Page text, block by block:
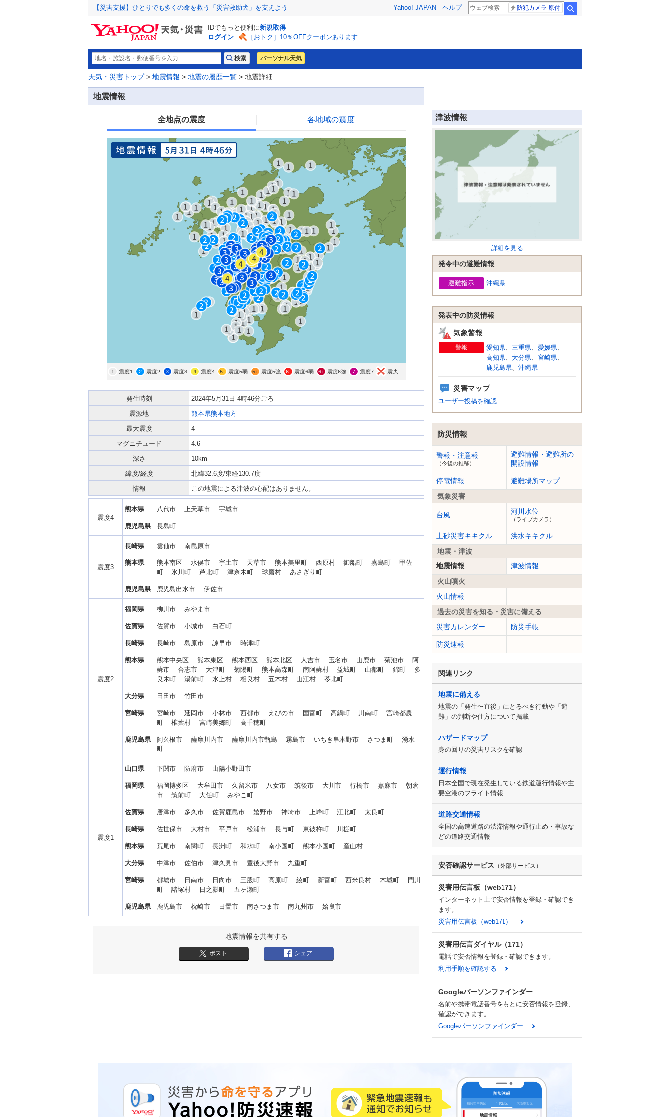
【災害支援】ひとりでも多くの命を救う「災害救助犬」を支えよう Yahoo! JAPAN ヘルプ 防犯カメラ 原付
IDでもっと便利に新規取得
ログイン
［おトク］10％OFFクーポンあります
パーソナル天気
天気・災害トップ> 地震情報 > 地震の履歴一覧 > 地震詳細
地震情報
全地点の震度 各地域の震度
1 震度1 2 震度2 3 震度3 4 震度4 5- 震度5弱 5+ 震度5強 6- 震度6弱 6+ 震度6強 7 震度7 震央
発生時刻
2024年5月31日 4時46分ごろ
震源地
熊本県熊本地方
最大震度
4
マグニチュード
4.6
深さ
10km
緯度/経度
北緯32.6度/東経130.7度
情報
この地震による津波の心配はありません。
震度4
熊本県 八代市 上天草市 宇城市
鹿児島県 長島町
震度3
長崎県 雲仙市 南島原市
熊本県
熊本南区 水俣市 宇土市 天草市 熊本美里町 西原村 御船町 嘉島町 甲佐
町 氷川町 芦北町 津奈木町 球磨村 あさぎり町
鹿児島県 鹿児島出水市 伊佐市
震度2
福岡県 柳川市 みやま市
佐賀県 佐賀市 小城市 白石町
長崎県 長崎市 島原市 諫早市 時津町
熊本県
熊本中央区 熊本東区 熊本西区 熊本北区 人吉市 玉名市 山鹿市 菊池市 阿
蘇市 合志市 大津町 菊陽町 熊本高森町 南阿蘇村 益城町 山都町 錦町 多
良木町 湯前町 水上村 相良村 五木村 山江村 苓北町
大分県 日田市 竹田市
宮崎県
宮崎市 延岡市 小林市 西都市 えびの市 国富町 高鍋町 川南町 宮崎都農
町 椎葉村 宮崎美郷町 高千穂町
鹿児島県
阿久根市 薩摩川内市 薩摩川内市甑島 霧島市 いちき串木野市 さつま町 湧水
町
震度1
山口県 下関市 防府市 山陽小野田市
福岡県
福岡博多区 大牟田市 久留米市 八女市 筑後市 大川市 行橋市 嘉麻市 朝倉
市 筑前町 大任町 みやこ町
佐賀県 唐津市 多久市 佐賀鹿島市 嬉野市 神埼市 上峰町 江北町 太良町
長崎県 佐世保市 大村市 平戸市 松浦市 長与町 東彼杵町 川棚町
熊本県 荒尾市 南関町 長洲町 和水町 南小国町 熊本小国町 産山村
大分県 中津市 佐伯市 津久見市 豊後大野市 九重町
宮崎県
都城市 日南市 日向市 三股町 高原町 綾町 新富町 西米良村 木城町 門川
町 諸塚村 日之影町 五ヶ瀬町
鹿児島県 鹿児島市 枕崎市 日置市 南さつま市 南九州市 姶良市
地震情報を共有する
ポスト シェア
津波情報
詳細を見る
発令中の避難情報
避難指示 沖縄県
発表中の防災情報
気象警報
警報 愛知県、 三重県、 愛媛県、
高知県、 大分県、 宮崎県、
鹿児島県、 沖縄県
災害マップ
ユーザー投稿を確認
防災情報
警報・注意報
（今後の推移）
避難情報・避難所の
開設情報
停電情報
避難場所マップ
気象災害
台風 河川水位
（ライブカメラ）
土砂災害キキクル
洪水キキクル
地震・津波
地震情報
津波情報
火山噴火
火山情報
過去の災害を知る・災害に備える
災害カレンダー
防災手帳
防災速報
関連リンク
地震に備える
地震の「発生〜直後」にとるべき行動や「避
難」の判断や仕方について掲載
ハザードマップ
身の回りの災害リスクを確認
運行情報
日本全国で現在発生している鉄道運行情報や主
要空港のフライト情報
道路交通情報
全国の高速道路の渋滞情報や通行止め・事故な
どの道路交通情報
安否確認サービス （外部サービス）
災害用伝言板（web171）
インターネット上で安否情報を登録・確認でき
ます。
災害用伝言板（web171）
災害用伝言ダイヤル（171）
電話で安否情報を登録・確認できます。
利用手順を確認する
Googleパーソンファインダー
名前や携帯電話番号をもとに安否情報を登録、
確認ができます。
Googleパーソンファインダー